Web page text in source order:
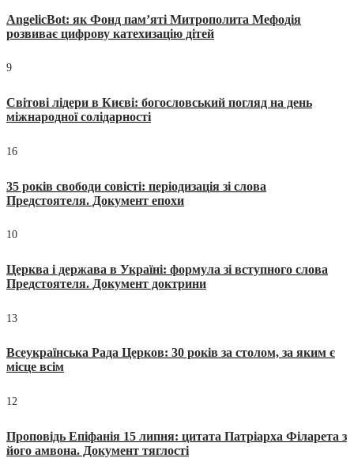
AngelicBot: як Фонд пам’яті Митрополита Мефодія
розвиває цифрову катехизацію дітей
9
Світові лідери в Києві: богословський погляд на день
міжнародної солідарності
16
35 років свободи совісті: періодизація зі слова
Предстоятеля. Документ епохи
10
Церква і держава в Україні: формула зі вступного слова
Предстоятеля. Документ доктрини
13
Всеукраїнська Рада Церков: 30 років за столом, за яким є
місце всім
12
Проповідь Епіфанія 15 липня: цитата Патріарха Філарета з
його амвона. Документ тяглості